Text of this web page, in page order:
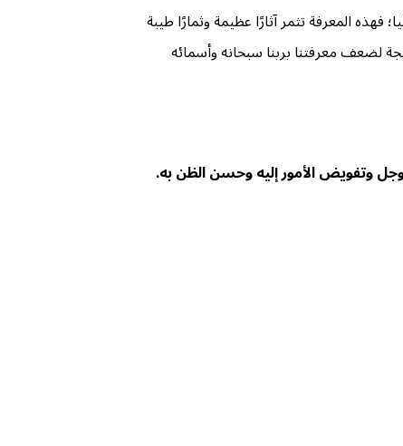
المعرفة تثمر آثارًا عظيمة وثمارًا طيبة
لضعف معرفتنا بربنا سبحانه وأسمائه
وجل وتفويض الأمور إليه وحسن الظن به.